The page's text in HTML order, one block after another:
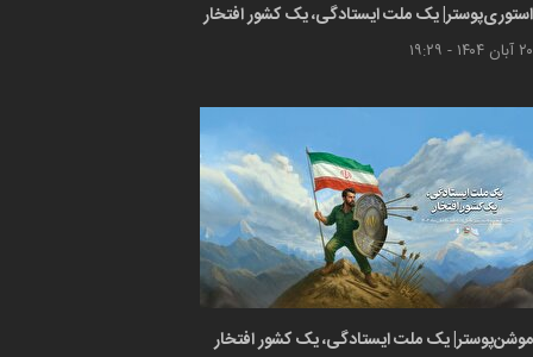
استوری‌پوستر| یک ملت ایستادگی، یک کشور افتخار
۲۰ آبان ۱۴۰۴ - ۱۹:۲۹
موشن‌پوستر| یک ملت ایستادگی، یک کشور افتخار